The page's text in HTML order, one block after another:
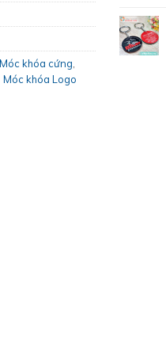
Móc khóa cứng,
Móc khóa Logo